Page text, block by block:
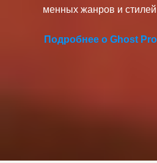
Подробнее о Ghost
менных жанров и